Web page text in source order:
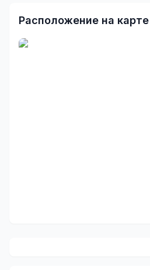
Расположение на карте